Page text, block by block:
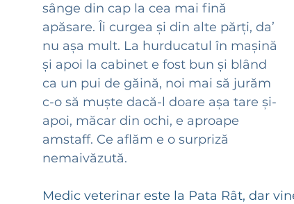
sânge din cap la cea mai fină
apăsare. Îi curgea și din alte părți, da’
nu așa mult. La hurducatul în mașină
și apoi la cabinet e fost bun și blând
ca un pui de găină, noi mai să jurăm
c-o să muște dacă-l doare așa tare și-
apoi, măcar din ochi, e aproape
amstaff. Ce aflăm e o surpriză
nemaivăzută.
Medic veterinar este la Pata Rât, dar